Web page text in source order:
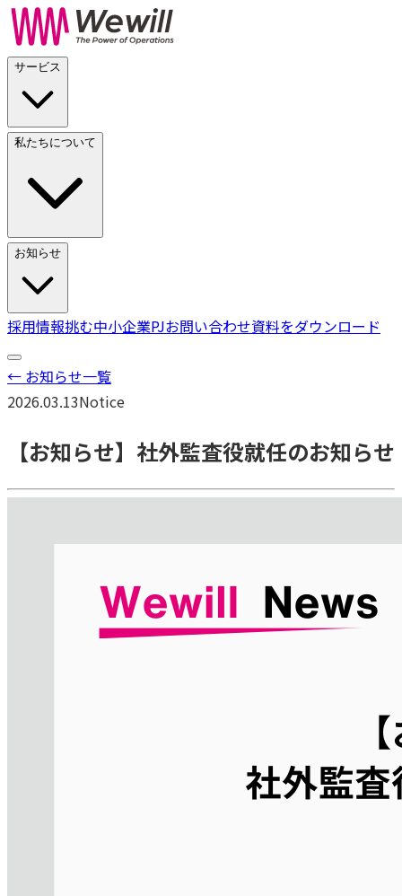
サービス
私たちについて
お知らせ
採用情報挑む中小企業PJお問い合わせ資料をダウンロード
← お知らせ一覧
2026.03.13Notice
【お知らせ】社外監査役就任のお知らせ